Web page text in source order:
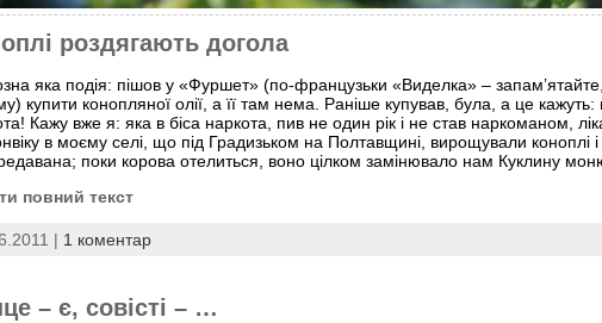
роздягають догола
яка подія: пішов у «Фуршет» (по-французьки «Виделка» –
купити конопляної олії, а її там нема. Раніше купував, була, а це
Кажу вже я: яка в біса наркота, пив не один рік і не став наркоманом,
в моєму селі, що під Градизьком на Полтавщині, вирощували коноплі
поки корова отелиться, воно цілком замінювало нам Куклину
повний текст
| 1 коментар
– є, совісті – …